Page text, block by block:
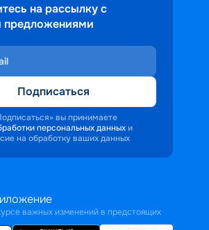
на рассылку с
Подписаться
вы принимаете
персональных данных и
на обработку ваших данных
важных изменений в предстоящих